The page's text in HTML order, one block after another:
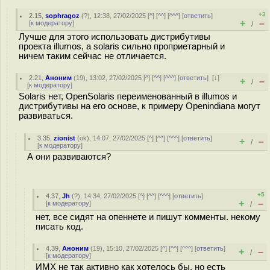
2.15 ,sophragoz (?), 12:38, 27/02/2025 [^] [^^] [^^^] [ответить]
[к модератору]
+3
+ / –
Лучше для этого использовать дистрибутивы
проекта illumos, а solaris сильно проприетарный и
ничем таким сейчас не отличается.
2.21 ,Аноним (19), 13:02, 27/02/2025 [^] [^^] [^^^] [ответить][↓]
[к модератору] + / –
Solaris нет, OpenSolaris переименованный в illumos и
дистрибутивы на его основе, к примеру Openindiana могут
развиваться.
3.35 ,zionist (ok), 14:07, 27/02/2025 [^] [^^] [^^^] [ответить]
[к модератору] + / –
А они развиваются?
4.37 ,Jh (?), 14:34, 27/02/2025 [^] [^^] [^^^] [ответить]
[к модератору]
+5
+ / –
нет, все сидят на опеннете и пишут комменты. некому
писать код.
4.39 ,Аноним (19), 15:10, 27/02/2025 [^] [^^] [^^^] [ответить]
[к модератору] + / –
ИМХ не так активно как хотелось бы, но есть